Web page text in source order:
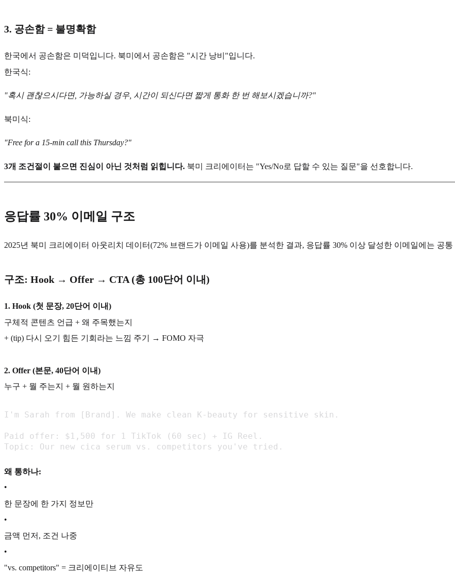
3. 공손함 = 불명확함
한국에서 공손함은 미덕입니다. 북미에서 공손함은 "시간 낭비"입니다.
한국식:
"혹시 괜찮으시다면, 가능하실 경우, 시간이 되신다면 짧게 통화 한 번 해보시겠습니까?"
북미식:
"Free for a 15-min call this Thursday?"
3개 조건절이 붙으면 진심이 아닌 것처럼 읽힙니다. 북미 크리에이터는 "Yes/No로 답할 수 있는 질문"을 선호합니다.
응답률 30% 이메일 구조
2025년 북미 크리에이터 아웃리치 데이터(72% 브랜드가 이메일 사용)를 분석한 결과, 응답률 30% 이상 달성한 이메일에는 공
구조: Hook → Offer → CTA (총 100단어 이내)
1. Hook (첫 문장, 20단어 이내)
구체적 콘텐츠 언급 + 왜 주목했는지
+ (tip) 다시 오기 힘든 기회라는 느낌 주기 → FOMO 자극
2. Offer (본문, 40단어 이내)
누구 + 뭘 주는지 + 뭘 원하는지
I'm Sarah from [Brand]. We make clean K-beauty for sensitive skin.
Paid offer: $1,500 for 1 TikTok (60 sec) + IG Reel.
Topic: Our new cica serum vs. competitors you've tried.
왜 통하나:
•
한 문장에 한 가지 정보만
•
금액 먼저, 조건 나중
•
"vs. competitors" = 크리에이티브 자유도